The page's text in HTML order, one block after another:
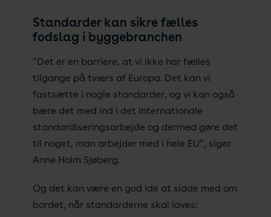
Standarder kan sikre fælles
fodslag i byggebranchen
”Det er en barriere, at vi ikke har fælles
tilgange på tværs af Europa. Det kan vi
fastsætte i nogle standarder, og vi kan også
bære det med ind i det internationale
standardiseringsarbejde og dermed gøre det
til noget, man arbejder med i hele EU”, siger
Anne Holm Sjøberg.
Og det kan være en god ide at sidde med om
bordet, når standarderne skal laves: